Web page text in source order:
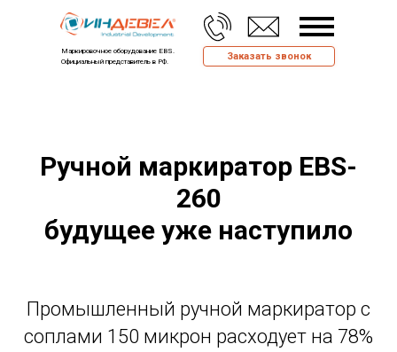
Заказать звонок
Маркировочное оборудование EBS.
Официальный представитель в РФ.
Ручной маркиратор EBS-
260
будущее уже наступило
Промышленный ручной маркиратор с
соплами 150 микрон расходует на 78%